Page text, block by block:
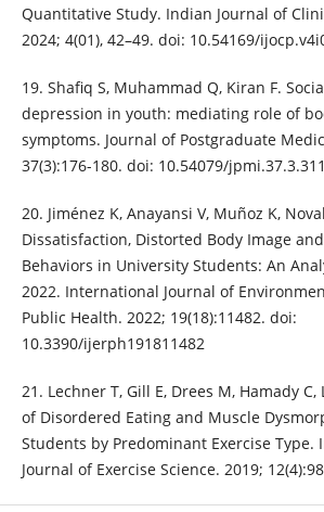
Quantitative Study. Indian Journal of
2024; 4(01), 42–49. doi: 10.54169/
19. Shafiq S, Muhammad Q, Kiran F.
depression in youth: mediating role of
symptoms. Journal of Postgraduate
37(3):176-180. doi: 10.54079/
20. Jiménez K, Anayansi V, Muñoz K,
Dissatisfaction, Distorted Body Image
Behaviors in University Students: An
2022. International Journal of
Public Health. 2022; 19(18):11482. doi:
10.3390/ijerph191811482
21. Lechner T, Gill E, Drees M, Hamady
of Disordered Eating and Muscle
Students by Predominant Exercise Type.
Journal of Exercise Science. 2019;